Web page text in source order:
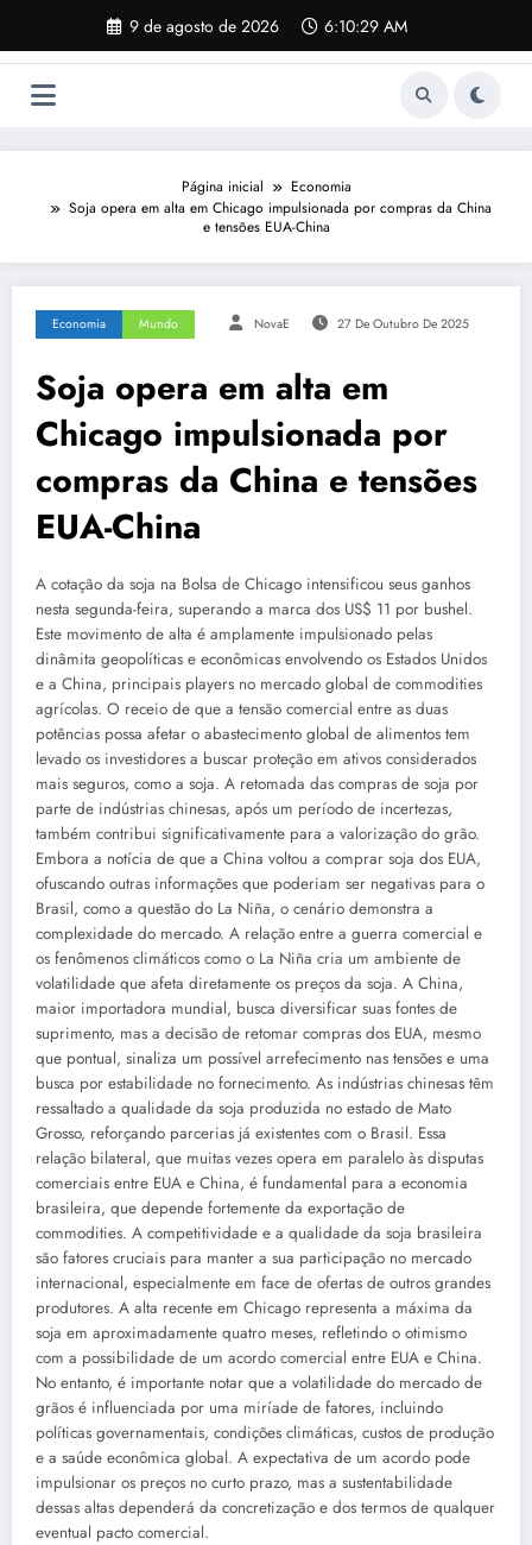
o
9 de agosto de 2026 6:10:30 AM
Página inicial
Economia
Soja opera em alta em Chicago impulsionada por compras da China
e tensões EUA-China
Economia Mundo NovaE 27 De Outubro De 2025
Soja opera em alta em
Chicago impulsionada por
compras da China e tensões
EUA-China
A cotação da soja na Bolsa de Chicago intensificou seus ganhos
nesta segunda-feira, superando a marca dos US$ 11 por bushel.
Este movimento de alta é amplamente impulsionado pelas
dinâmita geopolíticas e econômicas envolvendo os Estados Unidos
e a China, principais players no mercado global de commodities
agrícolas. O receio de que a tensão comercial entre as duas
potências possa afetar o abastecimento global de alimentos tem
levado os investidores a buscar proteção em ativos considerados
mais seguros, como a soja. A retomada das compras de soja por
parte de indústrias chinesas, após um período de incertezas,
também contribui significativamente para a valorização do grão.
Embora a notícia de que a China voltou a comprar soja dos EUA,
ofuscando outras informações que poderiam ser negativas para o
Brasil, como a questão do La Niña, o cenário demonstra a
complexidade do mercado. A relação entre a guerra comercial e
os fenômenos climáticos como o La Niña cria um ambiente de
volatilidade que afeta diretamente os preços da soja. A China,
maior importadora mundial, busca diversificar suas fontes de
suprimento, mas a decisão de retomar compras dos EUA, mesmo
que pontual, sinaliza um possível arrefecimento nas tensões e uma
busca por estabilidade no fornecimento. As indústrias chinesas têm
ressaltado a qualidade da soja produzida no estado de Mato
Grosso, reforçando parcerias já existentes com o Brasil. Essa
relação bilateral, que muitas vezes opera em paralelo às disputas
comerciais entre EUA e China, é fundamental para a economia
brasileira, que depende fortemente da exportação de
commodities. A competitividade e a qualidade da soja brasileira
são fatores cruciais para manter a sua participação no mercado
internacional, especialmente em face de ofertas de outros grandes
produtores. A alta recente em Chicago representa a máxima da
soja em aproximadamente quatro meses, refletindo o otimismo
com a possibilidade de um acordo comercial entre EUA e China.
No entanto, é importante notar que a volatilidade do mercado de
grãos é influenciada por uma miríade de fatores, incluindo
políticas governamentais, condições climáticas, custos de produção
e a saúde econômica global. A expectativa de um acordo pode
impulsionar os preços no curto prazo, mas a sustentabilidade
dessas altas dependerá da concretização e dos termos de qualquer
eventual pacto comercial.